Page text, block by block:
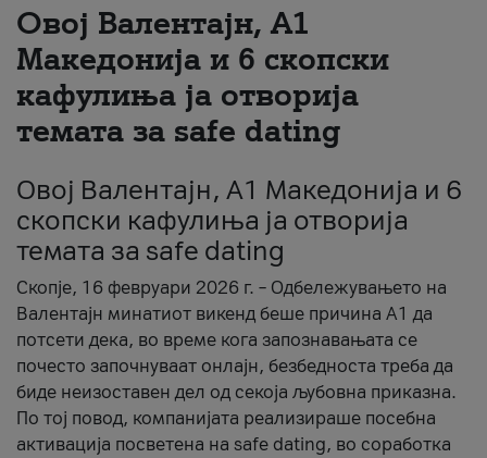
Овој Валентајн, A1
Македонија и 6 скопски
кафулиња ја отворија
темата за safe dating
Овој Валентајн, A1 Македонија и 6
скопски кафулиња ја отворија
темата за safe dating
Скопје, 16 февруари 2026 г. – Одбележувањето на
Валентајн минатиот викенд беше причина А1 да
потсети дека, во време кога запознавањата се
почесто започнуваат онлајн, безбедноста треба да
биде неизоставен дел од секоја љубовна приказна.
По тој повод, компанијата реализираше посебна
активација посветена на safe dating, во соработка